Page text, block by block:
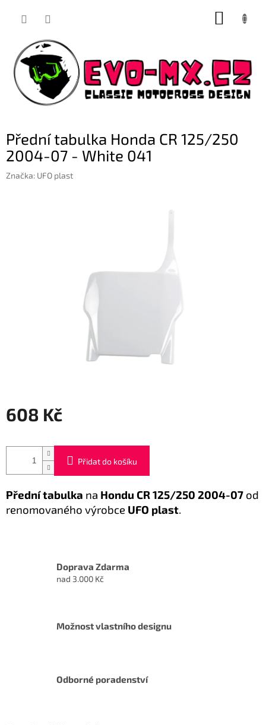
Přední tabulka Honda CR 125/250
2004-07 - White 041
Značka: UFO plast
608 Kč
cena:
Přidat do košíku
Přední tabulka na Hondu CR 125/250 2004-07 od
renomovaného výrobce UFO plast.
Doprava Zdarma
nad 3.000 Kč
Možnost vlastního designu
Odborné poradenství